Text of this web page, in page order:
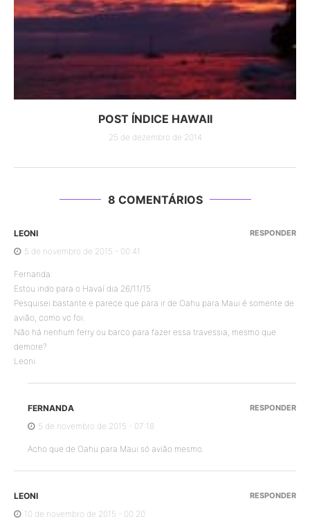
POST ÍNDICE HAWAII
25 de dezembro de 2014
8 COMENTÁRIOS
LEONI
5 de novembro de 2015 - 00:41
Fernanda:
Estou indo para o Havaí dia 26/11/15.
Pesquisei bastante e parece que para ir de Oahu para Maui é somente de
avião, como vc foi.
Não há nenhum ferry ou barco para fazer essa travessia, mesmo que
demore?
Leoni.
RESPONDER
FERNANDA
5 de novembro de 2015 - 07:18
Acho que de Oahu para Maui só avião mesmo.
RESPONDER
LEONI
10 de novembro de 2015 - 00:20
RESPONDER